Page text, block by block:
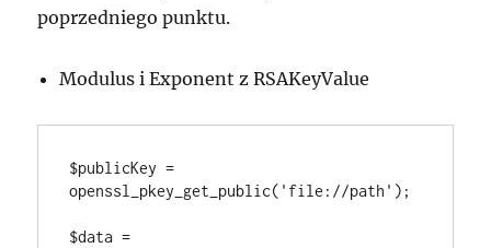
poprzedniego punktu.
Modulus i Exponent z RSAKeyValue
$publicKey =
openssl_pkey_get_public('file://path');
$data =